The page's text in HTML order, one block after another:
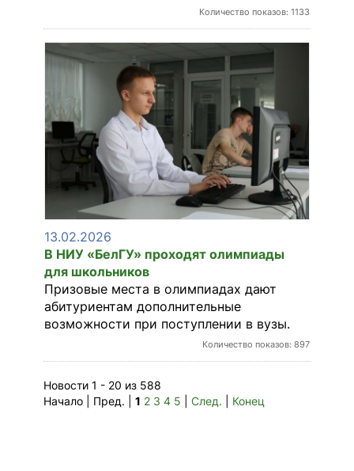
Количество показов: 1133
13.02.2026
В НИУ «БелГУ» проходят олимпиады
для школьников
Призовые места в олимпиадах дают
абитуриентам дополнительные
возможности при поступлении в вузы.
Количество показов: 897
Новости 1 - 20 из 588
Начало | Пред. | 1 2 3 4 5 След. Конец